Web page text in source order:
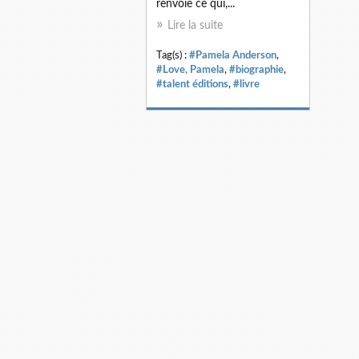
renvoie ce qui,...
Lire la suite
Tag(s) : #Pamela Anderson,
#Love, Pamela, #biographie,
#talent éditions, #livre